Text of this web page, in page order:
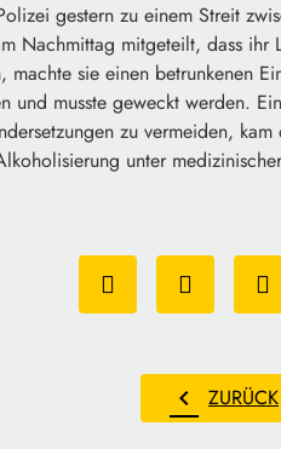
gestern zu einem Streit
Nachmittag mitgeteilt, dass
machte sie einen betrunkenen
und musste geweckt werden.
zu vermeiden,
unter
chevron_left ZURÜCK